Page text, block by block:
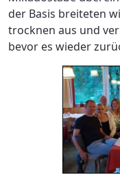
der Basis breiteten
trocknen aus und
bevor es wieder